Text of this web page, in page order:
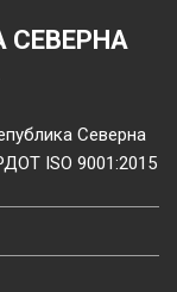
СЕВЕРНА
Северна
ISO 9001:2015